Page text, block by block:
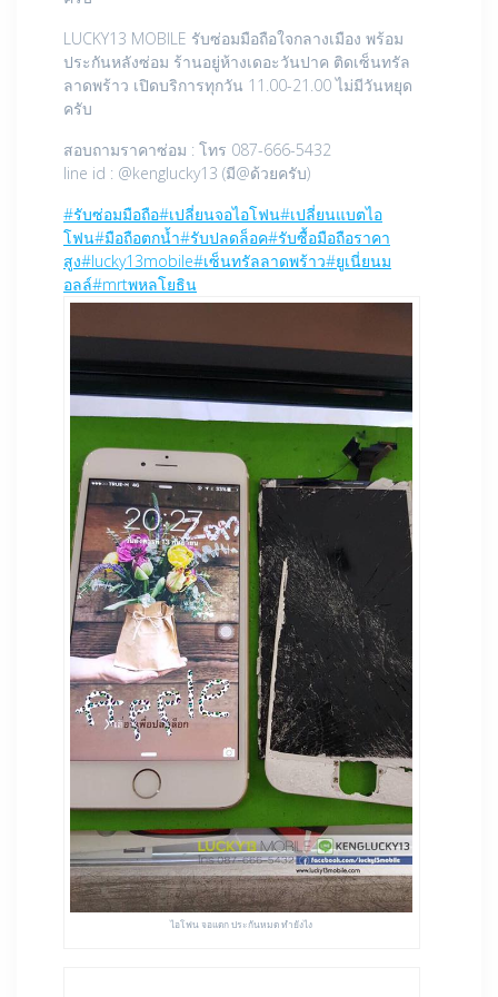
LUCKY13 MOBILE รับซ่อมมือถือใจกลางเมือง พร้อม
ประกันหลังซ่อม ร้านอยู่ห้างเดอะวันปาค ติดเซ็นทรัล
ลาดพร้าว เปิดบริการทุกวัน 11.00-21.00 ไม่มีวันหยุด
ครับ
สอบถามราคาซ่อม : โทร 087-666-5432
line id : @kenglucky13 (มี@ด้วยครับ)
#รับซ่อมมือถือ#เปลี่ยนจอไอโฟน#เปลี่ยนแบตไอ
โฟน#มือถือตกน้ำ#รับปลดล็อค#รับซื้อมือถือราคา
สูง#lucky13mobile#เซ็นทรัลลาดพร้าว#ยูเนี่ยนม
อลล์#mrtพหลโยธิน
ไอโฟน จอแตก ประกันหมด ทำยังไง